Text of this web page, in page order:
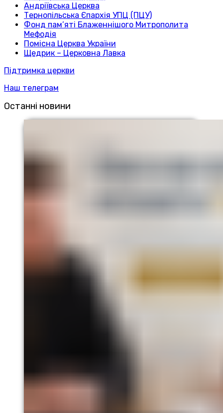
Андріївська Церква
Тернопільська Єпархія УПЦ (ПЦУ)
Фонд пам’яті Блаженнішого Митрополита
Мефодія
Помісна Церква України
Щедрик – Церковна Лавка
Підтримка церкви
Наш телеграм
Останні новини